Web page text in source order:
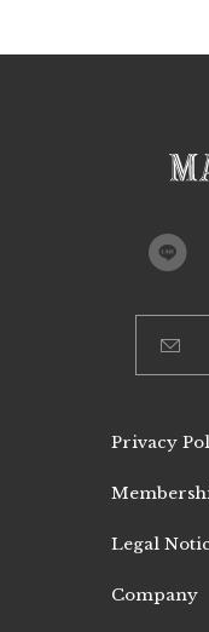
Privacy
Legal
Company